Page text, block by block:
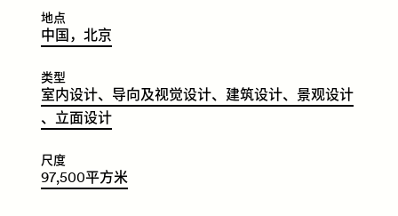
地点
​​​​中国， 北京
类型
​​​​室内设计、 导向及视觉设计、 建筑设计、 景观设计
、 立面设计
尺度
97,500平方米